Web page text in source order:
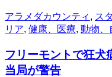
アラメダカウンティ , ス
リア, 健康、医療, 動物、
フリーモントで狂犬
当局が警告